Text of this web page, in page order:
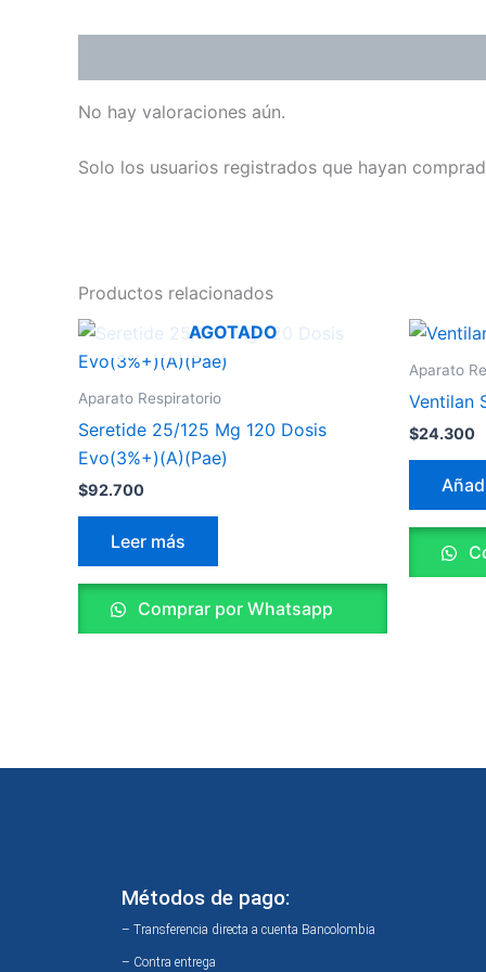
No hay valoraciones aún.
Solo los usuarios registrados que hayan
Productos relacionados
AGOTADO
Aparato Respiratorio
Seretide 25/125 Mg 120 Dosis
Evo(3%+)(A)(Pae)
$92.700
Leer más
Comprar por Whatsapp
Aparato
Ventilan
$24.300
Métodos de pago:
– Transferencia directa a cuenta Bancolombia
– Contra entrega